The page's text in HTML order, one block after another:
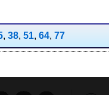
, 38, 51, 64, 77